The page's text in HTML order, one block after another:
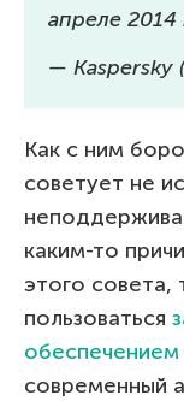
апреле 2014
— Kaspersky
Как с ним
советует не
каким-то
этого совета,
пользоваться
обеспечением
современный